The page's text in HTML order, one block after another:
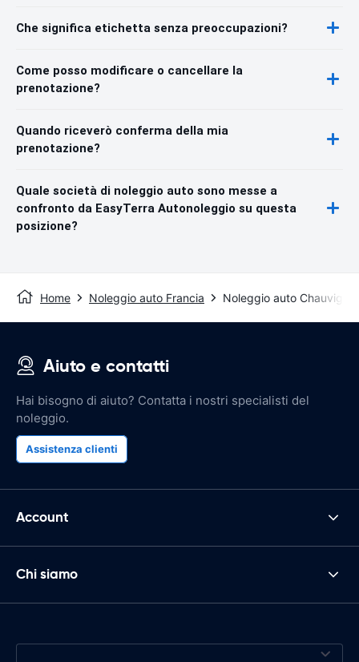
Che significa etichetta senza preoccupazioni?
Come posso modificare o cancellare la
prenotazione?
Quando riceverò conferma della mia
prenotazione?
Quale società di noleggio auto sono messe a
confronto da EasyTerra Autonoleggio su questa
posizione?
Home Noleggio auto Francia Noleggio auto Chauvigny
Aiuto e contatti
Hai bisogno di aiuto? Contatta i nostri specialisti del
noleggio.
Assistenza clienti
Account
Chi siamo